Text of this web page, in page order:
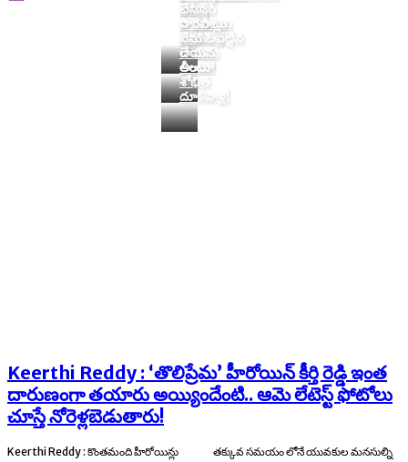
Keerthi Reddy
దెబ్బకి
నష్టాలు
పూడినట్టే!
భాస్కర్
రాసలీలలు
బయటపెట్టిన
రాఘవ
లీలలు!
చేసిన
పొరపాట్లు
నేను
చేయను
అంటూ
శోభిత
దూళిపాళ్ల!
Keerthi Reddy : ‘తొలిప్రేమ’ హీరోయిన్ కీర్తి రెడ్డి ఇంత
దారుణంగా తయారు అయ్యిందేంటి.. ఆమె లేటెస్ట్ ఫోటోలు
చూస్తే నోరెళ్లబెడుతారు!
Keerthi Reddy : కొంతమంది హీరోయిన్లు
తక్కువ సమయం లోనే యువకుల మనసుల్ని